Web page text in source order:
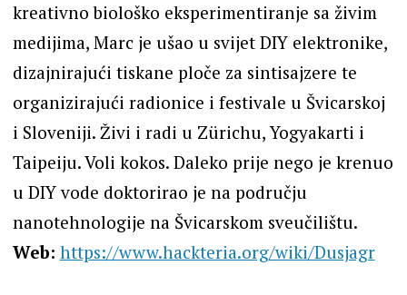
kreativno biološko eksperimentiranje sa živim
medijima, Marc je ušao u svijet DIY elektronike,
dizajnirajući tiskane ploče za sintisajzere te
organizirajući radionice i festivale u Švicarskoj
i Sloveniji. Živi i radi u Zürichu, Yogyakarti i
Taipeiju. Voli kokos. Daleko prije nego je krenuo
u DIY vode doktorirao je na području
nanotehnologije na Švicarskom sveučilištu.
Web: https://www.hackteria.org/wiki/Dusjagr